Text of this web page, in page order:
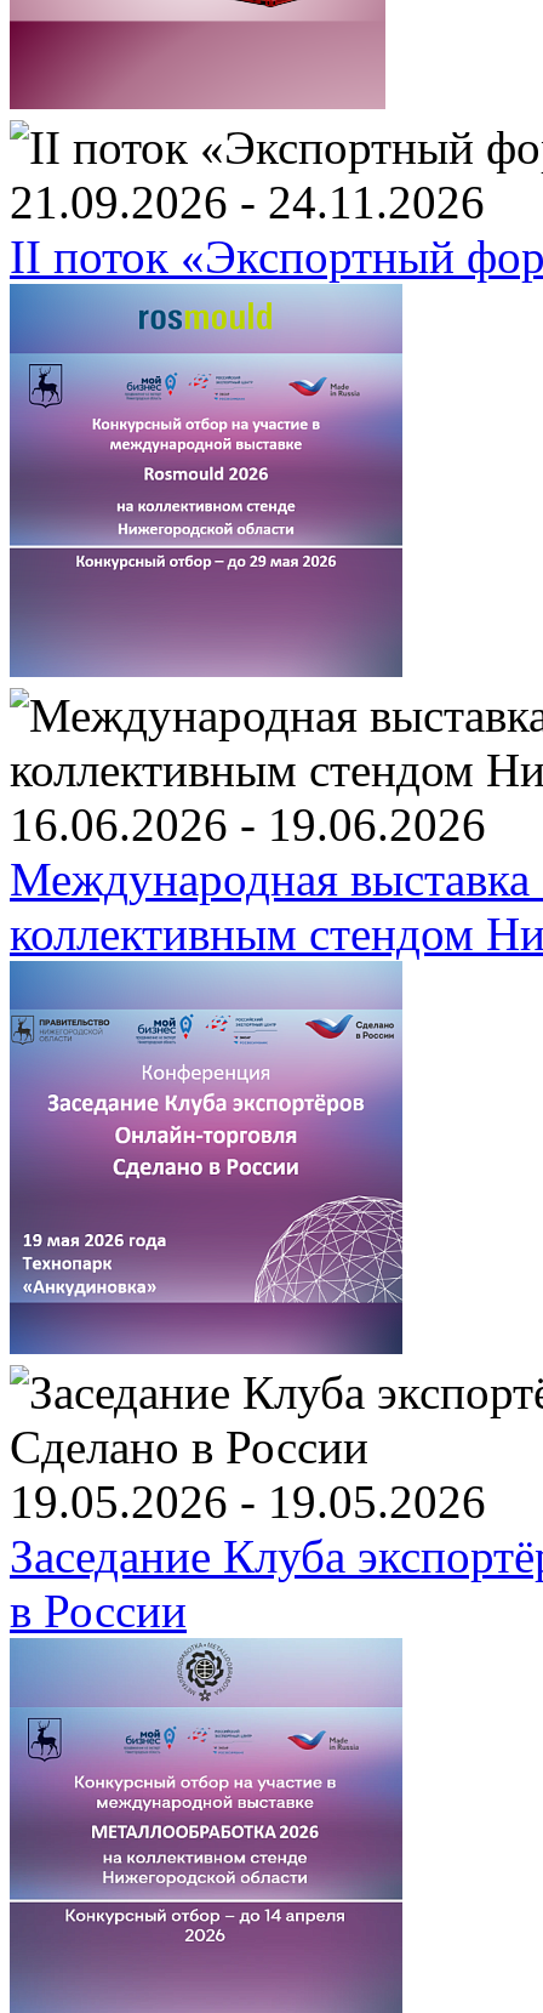
21.09.2026 - 24.11.2026
II поток «Экспортный
16.06.2026 - 19.06.2026
Международная
коллективным стендом
19.05.2026 - 19.05.2026
Заседание Клуба
в России